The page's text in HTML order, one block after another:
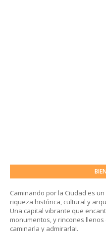
Caminando por la Ciudad es
riqueza histórica, cultural y
Una capital vibrante que
monumentos, y rincones
caminarla y admirarla!.